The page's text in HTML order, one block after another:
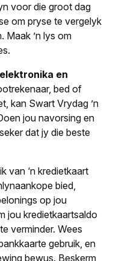
voor die groot dag
om pryse te vergelyk
Maak ’n lys om
elektronika en
bed of
kan Swart Vrydag ’n
jou navorsing en
dat jy die beste
van ‘n kredietkaart
bied,
op jou
jou kredietkaartsaldo
verminder. Wees
gebruik, en
bewus. Beskerm